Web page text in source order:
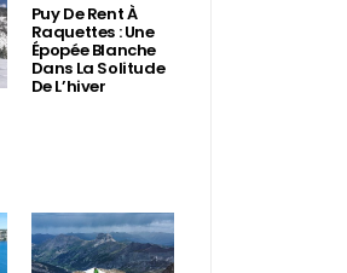
Puy De Rent À
Raquettes : Une
Épopée Blanche
Dans La Solitude
De L’hiver